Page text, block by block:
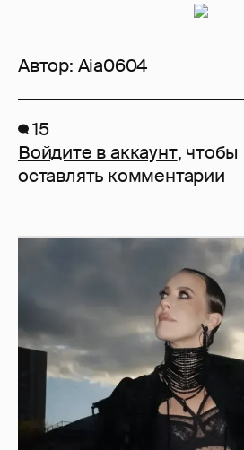
Автор: Aia0604
15
Войдите в аккаунт, чтобы
оставлять комментарии